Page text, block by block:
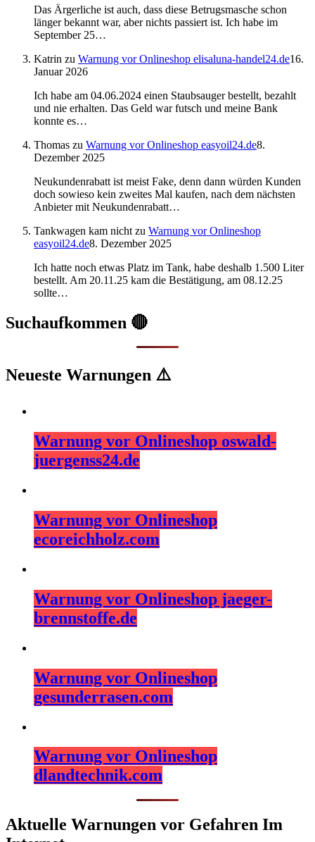
Das Ärgerliche ist auch, dass diese Betrugsmasche schon
länger bekannt war, aber nichts passiert ist. Ich habe im
September 25…
Katrin zu Warnung vor Onlineshop elisaluna-handel24.de16.
Januar 2026
Ich habe am 04.06.2024 einen Staubsauger bestellt, bezahlt
und nie erhalten. Das Geld war futsch und meine Bank
konnte es…
Thomas zu Warnung vor Onlineshop easyoil24.de8.
Dezember 2025
Neukundenrabatt ist meist Fake, denn dann würden Kunden
doch sowieso kein zweites Mal kaufen, nach dem nächsten
Anbieter mit Neukundenrabatt…
Tankwagen kam nicht zu Warnung vor Onlineshop
easyoil24.de8. Dezember 2025
Ich hatte noch etwas Platz im Tank, habe deshalb 1.500 Liter
bestellt. Am 20.11.25 kam die Bestätigung, am 08.12.25
sollte…
Suchaufkommen 🔴
Neueste Warnungen ⚠️
Warnung vor Onlineshop oswald-
juergenss24.de
Warnung vor Onlineshop
ecoreichholz.com
Warnung vor Onlineshop jaeger-
brennstoffe.de
Warnung vor Onlineshop
gesunderrasen.com
Warnung vor Onlineshop
dlandtechnik.com
Aktuelle Warnungen vor Gefahren Im